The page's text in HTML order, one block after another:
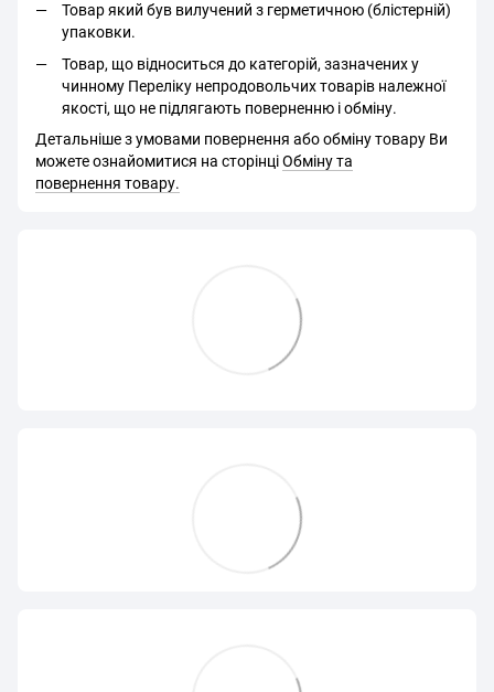
Товар який був вилучений з герметичною (блістерній)
упаковки.
Товар, що відноситься до категорій, зазначених у
чинному Переліку непродовольчих товарів належної
якості, що не підлягають поверненню і обміну.
Детальніше з умовами повернення або обміну товару Ви
можете ознайомитися на сторінціОбміну та
повернення товару.